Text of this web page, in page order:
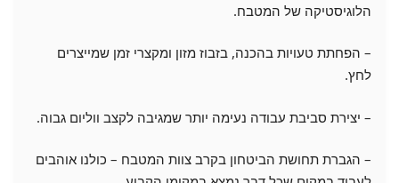
הלוגיסטיקה של המטבח.
– הפחתת טעויות בהכנה, בזבוז מזון ומקצרי זמן שמייצרים
לחץ.
– יצירת סביבת עבודה נעימה יותר שמגיבה לקצב ווליום גבוה.
– הגברת תחושת הביטחון בקרב צוות המטבח – כולנו אוהבים